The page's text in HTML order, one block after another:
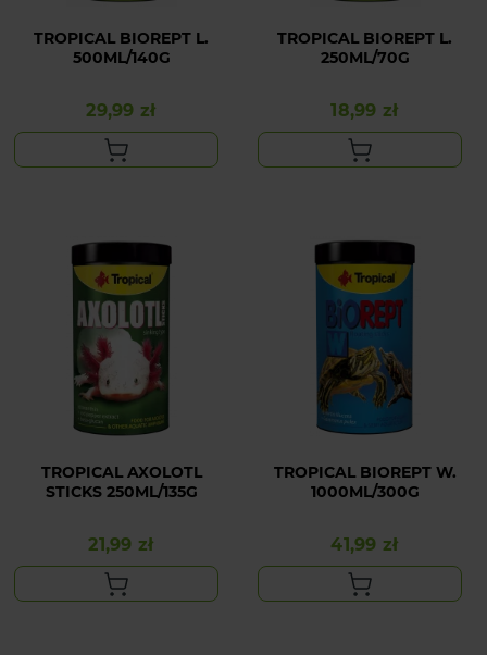
TROPICAL BIOREPT L.
500ML/140G
Cena
29,99 zł
TROPICAL BIOREPT L.
250ML/70G
Cena
18,99 zł
TROPICAL AXOLOTL
STICKS 250ML/135G
Cena
21,99 zł
TROPICAL BIOREPT W.
1000ML/300G
Cena
41,99 zł